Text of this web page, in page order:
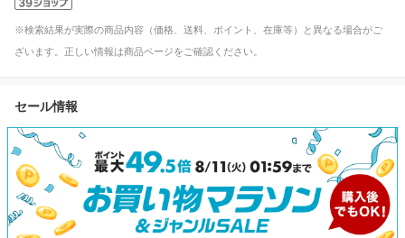
※検索結果が実際の商品内容（価格、送料、ポイント、在庫等）と異なる場合がご
ざいます。正しい情報は商品ページをご確認ください。
セール情報